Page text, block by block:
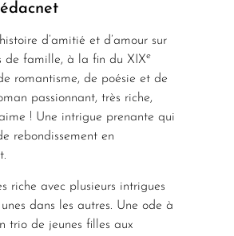
d’amitié et d’amour sur
de famille, à la fin du XIXe
romantisme, de poésie et de
passionnant, très riche,
! Une intrigue prenante qui
rebondissement en
riche avec plusieurs intrigues
dans les autres. Une ode à
trio de jeunes filles aux